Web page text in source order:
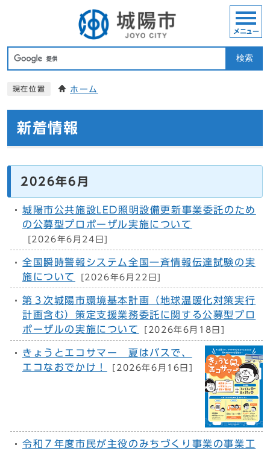
検索
メニュー
現在位置 ホーム
新着情報
2026年6月
城陽市公共施設LED照明設備更新事業委託のため
の公募型プロポーザル実施について
[2026年6月24日]
全国瞬時警報システム全国一斉情報伝達試験の実
施について
[2026年6月22日]
第３次城陽市環境基本計画（地球温暖化対策実行
計画含む）策定支援業務委託に関する公募型プロ
ポーザルの実施について
[2026年6月18日]
きょうとエコサマー 夏はバスで、
エコなおでかけ！
[2026年6月16日]
令和７年度市民が主役のみちづくり事業の事業工